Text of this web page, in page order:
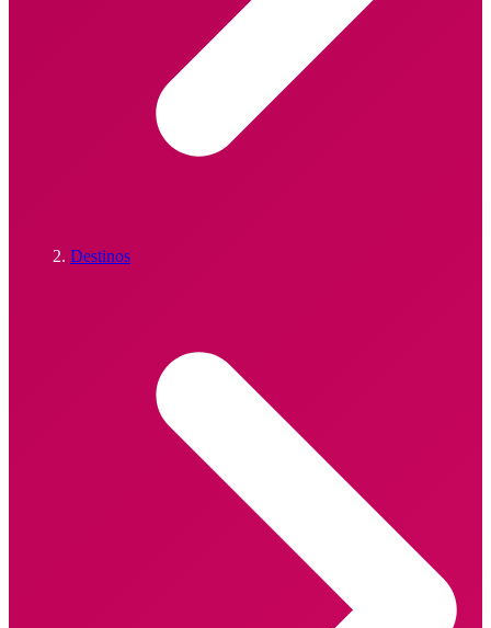
Destinos